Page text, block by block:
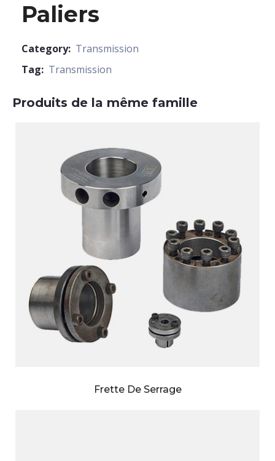
Paliers
Category: Transmission
Tag: Transmission
Produits de la même famille
Frette De Serrage